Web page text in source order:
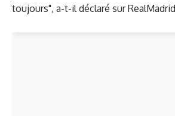
toujours", a-t-il déclaré sur